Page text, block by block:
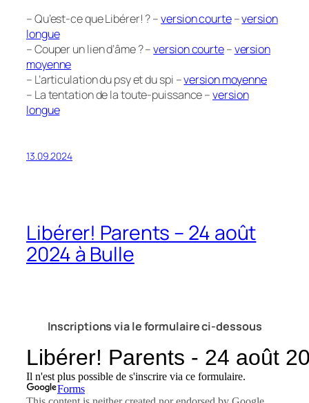
– Qu’est-ce que Libérer! ? –version courte–version
longue
– Couper un lien d’âme ? –version courte–version
moyenne
– L’articulation du psy et du spi –version moyenne
– La tentation de la toute-puissance –version
longue
13.09.2024
Libérer! Parents – 24 août
2024 à Bulle
Inscriptions via le formulaire ci-dessous